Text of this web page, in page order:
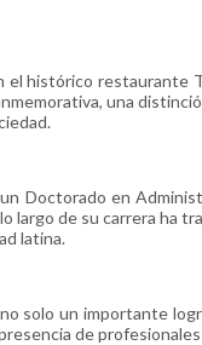
el histórico restaurante
una
Doctorado en
largo de su carrera ha
latina.
solo un importante
de